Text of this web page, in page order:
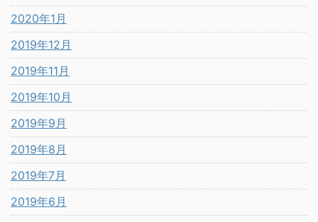
2020年1月
2019年12月
2019年11月
2019年10月
2019年9月
2019年8月
2019年7月
2019年6月